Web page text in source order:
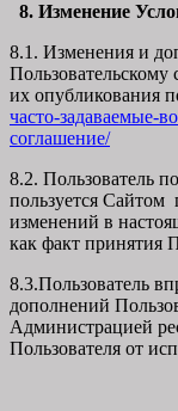
8. Изменение
8.1. Изменения и
их опубликования
часто-задаваемые-
соглашение/
8.2. Пользователь
пользуется Сайтом
изменений в
как факт принятия
8.3.Пользователь
дополнений
Администрацией
Пользователя от